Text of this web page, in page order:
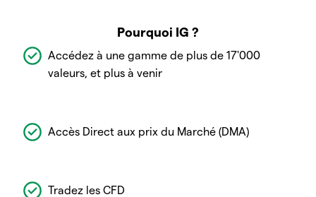
Pourquoi IG ?
Accédez à une gamme de plus de 17'000
valeurs, et plus à venir
Accès Direct aux prix du Marché (DMA)
Tradez les CFD